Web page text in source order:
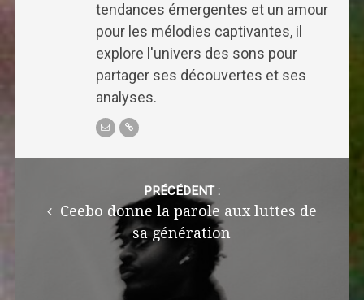
tendances émergentes et un amour
pour les mélodies captivantes, il
explore l'univers des sons pour
partager ses découvertes et ses
analyses.
PRÉCÉDENT :
Ceebo donne la parole aux luttes de
sa génération